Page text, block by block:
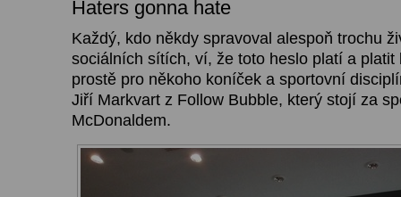
Haters gonna hate
Každý, kdo někdy spravoval alespoň trochu
sociálních sítích, ví, že toto heslo platí a
prostě pro někoho koníček a sportovní
Jiří Markvart z Follow Bubble, který stojí za
McDonaldem.